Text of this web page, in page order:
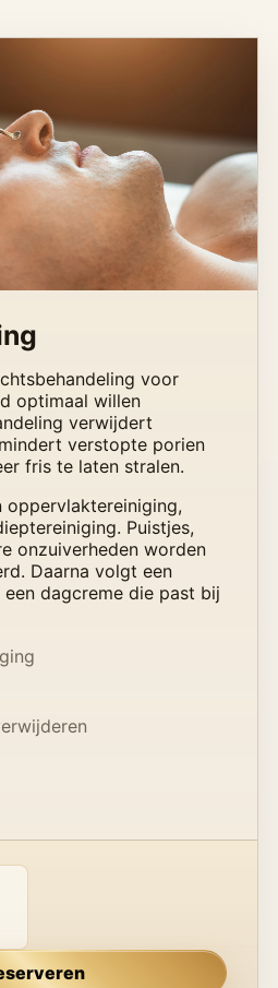
voor
optimaal willen
verwijdert
verstopte porien
fris te laten stralen.
oppervlaktereiniging,
Puistjes,
onzuiverheden worden
Daarna volgt een
dagcreme die past bij